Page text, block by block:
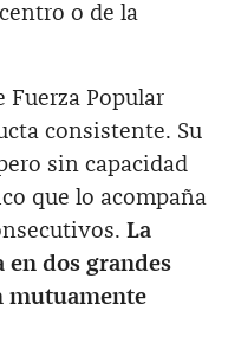
o de la
Fuerza Popular
consistente. Su
sin capacidad
que lo acompaña
La
dos grandes
mutuamente